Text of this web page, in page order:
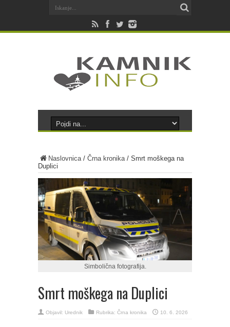
Naslovnica/ Črna kronika/ Smrt moškega na
Duplici
Simbolična fotografija.
Smrt moškega na Duplici
Objavil: Urednik Rubrika: Črna kronika 10. 6. 2026